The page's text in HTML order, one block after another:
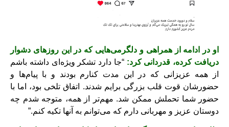
او در ادامه از همراهی و دلگرمی‌هایی که در این روزهای دشوار
دریافت کرده، قدردانی کرد:“جا دارد تشکر ویژه‌ای داشته باشم
از همه عزیزانی که در این مدت کنارم بودند و با پیام‌ها و
حضورشان قوت قلب بزرگی برایم شدند. اتفاق تلخی بود، اما با
حضور شما تحملش ممکن شد. مهم‌تر از همه، متوجه شدم چه
دوستان عزیز و مهربانی دارم که می‌توانم به آنها تکیه کنم.”